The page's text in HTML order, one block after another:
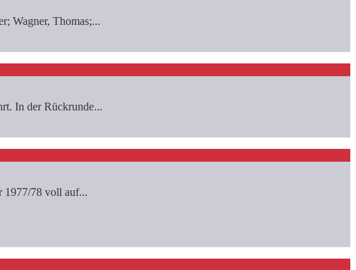
Wagner, Thomas;...
In der Rückrunde...
1977/78 voll auf...